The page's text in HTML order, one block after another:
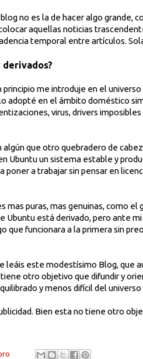
no es la de hacer algo grande,
aquellas noticias
temporal entre artículos.
derivados?
principio me introduje en el
adopté en el ámbito doméstico
virus, drivers
algún que otro quebradero de
Ubuntu un sistema estable y
a trabajar sin pensar en
mas puras, mas genuinas, como el
Ubuntu está derivado, pero ante
que funcionara a la primera sin
leáis este modestísimo Blog, que
otro objetivo que difundir y
y menos difícil del universo
Bien esta no tiene otro